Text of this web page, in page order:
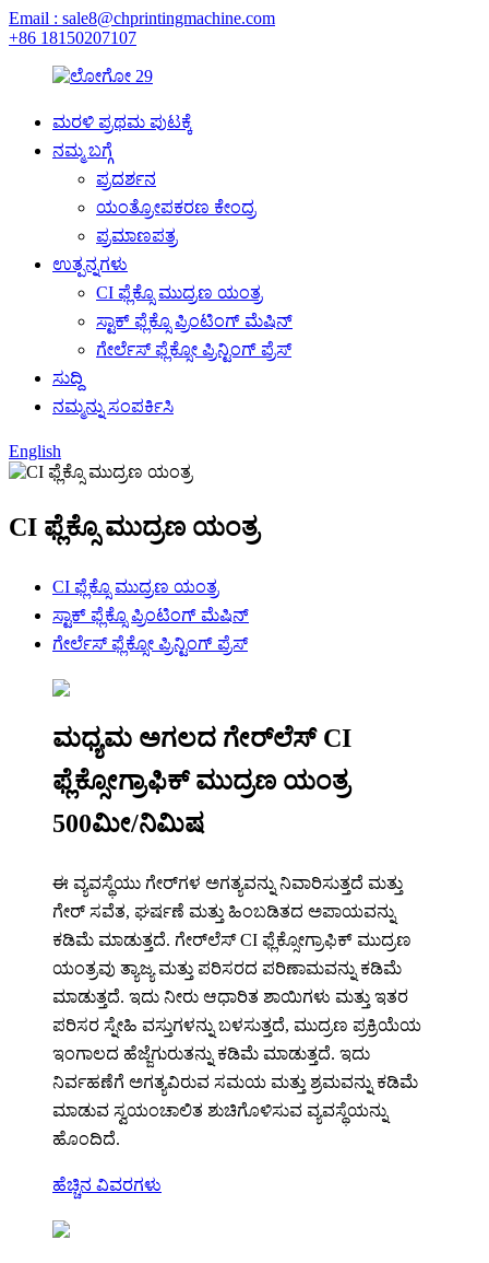
Email : sale8@chprintingmachine.com
+86 18150207107
ಮರಳಿ ಪ್ರಥಮ ಪುಟಕ್ಕೆ
ನಮ್ಮ ಬಗ್ಗೆ
ಪ್ರದರ್ಶನ
ಯಂತ್ರೋಪಕರಣ ಕೇಂದ್ರ
ಪ್ರಮಾಣಪತ್ರ
ಉತ್ಪನ್ನಗಳು
CI ಫ್ಲೆಕ್ಸೊ ಮುದ್ರಣ ಯಂತ್ರ
ಸ್ಟಾಕ್ ಫ್ಲೆಕ್ಸೊ ಪ್ರಿಂಟಿಂಗ್ ಮೆಷಿನ್
ಗೇರ್ಲೆಸ್ ಫ್ಲೆಕ್ಸೋ ಪ್ರಿನ್ಟಿಂಗ್ ಪ್ರೆಸ್
ಸುದ್ದಿ
ನಮ್ಮನ್ನು ಸಂಪರ್ಕಿಸಿ
English
CI ಫ್ಲೆಕ್ಸೊ ಮುದ್ರಣ ಯಂತ್ರ
CI ಫ್ಲೆಕ್ಸೊ ಮುದ್ರಣ ಯಂತ್ರ
ಸ್ಟಾಕ್ ಫ್ಲೆಕ್ಸೊ ಪ್ರಿಂಟಿಂಗ್ ಮೆಷಿನ್
ಗೇರ್ಲೆಸ್ ಫ್ಲೆಕ್ಸೋ ಪ್ರಿನ್ಟಿಂಗ್ ಪ್ರೆಸ್
ಮಧ್ಯಮ ಅಗಲದ ಗೇರ್‌ಲೆಸ್ CI
ಫ್ಲೆಕ್ಸೋಗ್ರಾಫಿಕ್ ಮುದ್ರಣ ಯಂತ್ರ
500ಮೀ/ನಿಮಿಷ
ಈ ವ್ಯವಸ್ಥೆಯು ಗೇರ್‌ಗಳ ಅಗತ್ಯವನ್ನು ನಿವಾರಿಸುತ್ತದೆ ಮತ್ತು
ಗೇರ್ ಸವೆತ, ಘರ್ಷಣೆ ಮತ್ತು ಹಿಂಬಡಿತದ ಅಪಾಯವನ್ನು
ಕಡಿಮೆ ಮಾಡುತ್ತದೆ. ಗೇರ್‌ಲೆಸ್ CI ಫ್ಲೆಕ್ಸೋಗ್ರಾಫಿಕ್ ಮುದ್ರಣ
ಯಂತ್ರವು ತ್ಯಾಜ್ಯ ಮತ್ತು ಪರಿಸರದ ಪರಿಣಾಮವನ್ನು ಕಡಿಮೆ
ಮಾಡುತ್ತದೆ. ಇದು ನೀರು ಆಧಾರಿತ ಶಾಯಿಗಳು ಮತ್ತು ಇತರ
ಪರಿಸರ ಸ್ನೇಹಿ ವಸ್ತುಗಳನ್ನು ಬಳಸುತ್ತದೆ, ಮುದ್ರಣ ಪ್ರಕ್ರಿಯೆಯ
ಇಂಗಾಲದ ಹೆಜ್ಜೆಗುರುತನ್ನು ಕಡಿಮೆ ಮಾಡುತ್ತದೆ. ಇದು
ನಿರ್ವಹಣೆಗೆ ಅಗತ್ಯವಿರುವ ಸಮಯ ಮತ್ತು ಶ್ರಮವನ್ನು ಕಡಿಮೆ
ಮಾಡುವ ಸ್ವಯಂಚಾಲಿತ ಶುಚಿಗೊಳಿಸುವ ವ್ಯವಸ್ಥೆಯನ್ನು
ಹೊಂದಿದೆ.
ಹೆಚ್ಚಿನ ವಿವರಗಳು